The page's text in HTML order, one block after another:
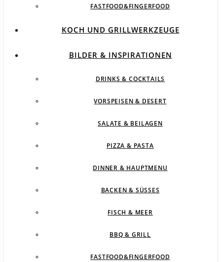
FASTFOOD&FINGERFOOD
KOCH UND GRILLWERKZEUGE
BILDER & INSPIRATIONEN
DRINKS & COCKTAILS
VORSPEISEN & DESERT
SALATE & BEILAGEN
PIZZA & PASTA
DINNER & HAUPTMENU
BACKEN & SÜSSES
FISCH & MEER
BBQ & GRILL
FASTFOOD&FINGERFOOD